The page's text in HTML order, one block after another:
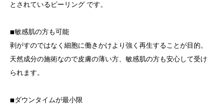
とされているピーリング です。
◾︎敏感肌の方も可能
剥がすのではなく細胞に働きかけより強く再生することが目的。
天然成分の施術なので皮膚の薄い方、敏感肌の方も安心して受け
られます。
◾︎ダウンタイムが最小限